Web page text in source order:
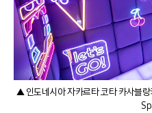
▲ 인도네시아 자카르타 코타 카사블